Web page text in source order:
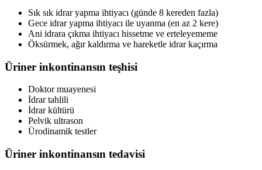
Sık sık idrar yapma ihtiyacı (günde 8 kereden fazla)
Gece idrar yapma ihtiyacı ile uyanma (en az 2 kere)
Ani idrara çıkma ihtiyacı hissetme ve erteleyememe
Öksürmek, ağır kaldırma ve hareketle idrar kaçırma
Üriner inkontinansın teşhisi
Doktor muayenesi
İdrar tahlili
İdrar kültürü
Pelvik ultrason
Ürodinamik testler
Üriner inkontinansın tedavisi